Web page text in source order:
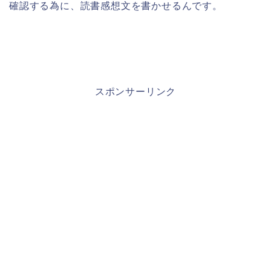
確認する為に、読書感想文を書かせるんです。
スポンサーリンク